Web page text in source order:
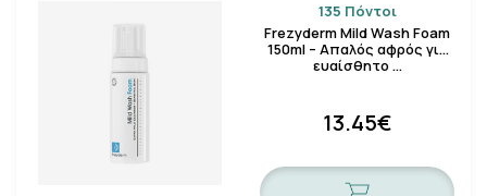
135 Πόντοι
Frezyderm Mild Wash Foam
150ml – Απαλός αφρός για
ευαίσθητο …
13.45€